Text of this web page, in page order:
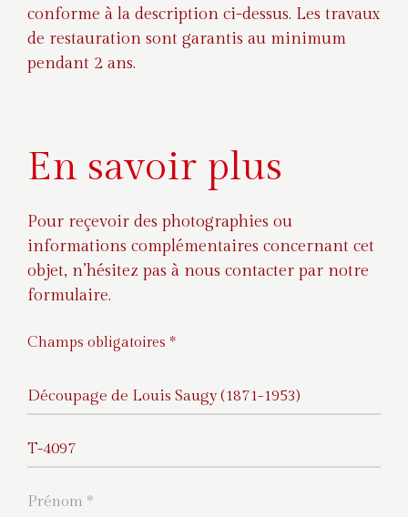
conforme à la description ci-dessus. Les travaux
de restauration sont garantis au minimum
pendant 2 ans.
En savoir plus
Pour reçevoir des photographies ou
informations complémentaires concernant cet
objet, n’hésitez pas à nous contacter par notre
formulaire.
Champs obligatoires *